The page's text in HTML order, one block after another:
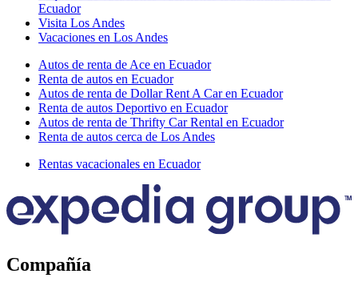
Ecuador
Visita Los Andes
Vacaciones en Los Andes
Autos de renta de Ace en Ecuador
Renta de autos en Ecuador
Autos de renta de Dollar Rent A Car en Ecuador
Renta de autos Deportivo en Ecuador
Autos de renta de Thrifty Car Rental en Ecuador
Renta de autos cerca de Los Andes
Rentas vacacionales en Ecuador
Compañía